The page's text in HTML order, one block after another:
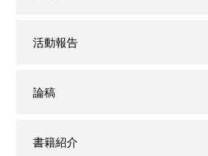
活動報告
論稿
書籍紹介